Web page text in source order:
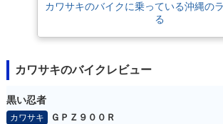
カワサキのバイクに乗っている沖縄の
る
カワサキのバイクレビュー
黒い忍者
カワサキ
ＧＰＺ９００Ｒ